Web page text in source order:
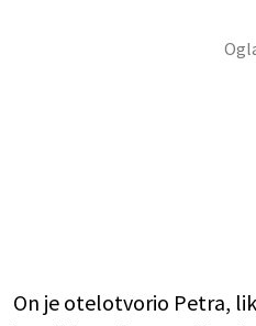
On je otelotvorio Petra,